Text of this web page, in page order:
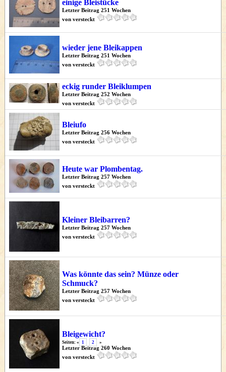
einige Bleistücke
Letzter Beitrag 251 Wochen
von versteckt
wieder jene Bleikappen
Letzter Beitrag 251 Wochen
von versteckt
eckig runder Bleiklumpen
Letzter Beitrag 252 Wochen
von versteckt
Bleiufo
Letzter Beitrag 256 Wochen
von versteckt
Heute war Plombentag.
Letzter Beitrag 257 Wochen
von versteckt
Kleiner Bleibarren?
Letzter Beitrag 257 Wochen
von versteckt
Was könnte das sein? Münze oder
Schmuck?
Letzter Beitrag 257 Wochen
von versteckt
Bleigewicht?
Seiten: « 1 2 »
Letzter Beitrag 260 Wochen
von versteckt